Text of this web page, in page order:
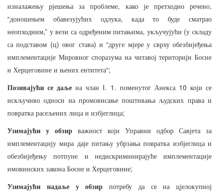
изналажењу
рјешења за проблеме, како је претходно речено,
“доношењем обавезујућих одлука, када то буде
сматрао
неопходним,” у вези са одређеним питањима, укључујући (у складу
са подставом (ц)овог става)и “друге мјере у сврху обезбијеђења
имплементације Мировног споразума на читавој територији Босне
и Херцеговине и њених ентитета“;
Позивајући се даље на члан I. 1. поменутог Анекса10 који се
искључиво односи на промовисање поштивања људских права и
повратка расељених лица и избјеглица;
Узимајући у обзир важност који Управни одбор Савјета
за
имплементацију мира даје питању убрзања повратка избјеглица и
обезбијеђењу
потпуне и недискриминирајуће
имплементације
имовинских закона Босне и Херцеговине;
Узимајући надаље у обзир потребу да се на
цјелокупној